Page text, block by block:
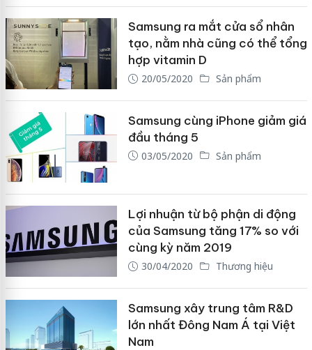
Samsung ra mắt cửa sổ nhân
tạo, nằm nhà cũng có thể tổng
hợp vitamin D
20/05/2020 Sản phẩm
Samsung cùng iPhone giảm giá
đầu tháng 5
03/05/2020 Sản phẩm
Lợi nhuận từ bộ phận di động
của Samsung tăng 17% so với
cùng kỳ năm 2019
30/04/2020 Thương hiệu
Samsung xây trung tâm R&D
lớn nhất Đông Nam Á tại Việt
Nam